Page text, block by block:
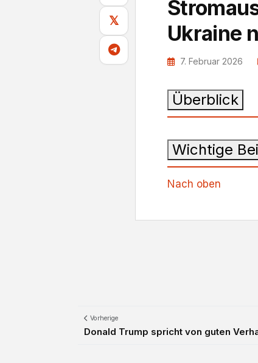
𝕏
Ukraine
7. Februar 2026
Überblick
Wichtige
Nach oben
Vorherige
Donald Trump spricht von guten